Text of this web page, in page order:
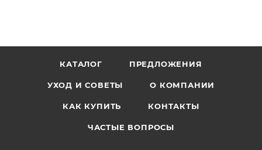
КАТАЛОГ ПРЕДЛОЖЕНИЯ
УХОД И СОВЕТЫ О КОМПАНИИ
КАК КУПИТЬ КОНТАКТЫ
ЧАСТЫЕ ВОПРОСЫ